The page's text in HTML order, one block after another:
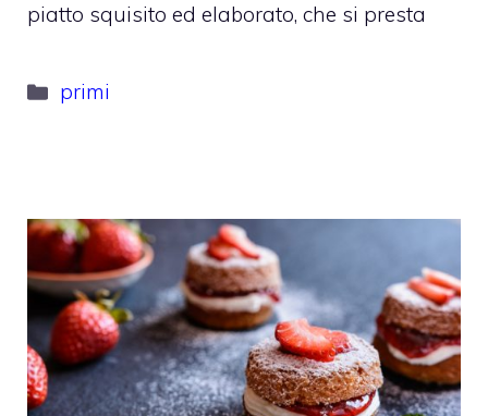
piatto squisito ed elaborato, che si presta
Categorie
primi